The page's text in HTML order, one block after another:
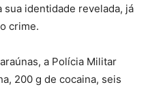
sua identidade revelada, já
crime.
a Polícia Militar
200 g de cocaina, seis